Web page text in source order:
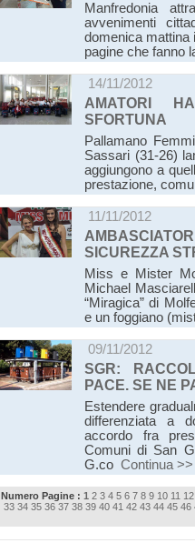
Manfredonia
avvenimenti
domenica mattina
pagine che fanno
14/11/2012
AMATORI
SFORTUNA
Pallamano
Sassari (31-26)
aggiungono a
prestazione,
11/11/2012
SICUREZZA
Miss e Mister
Michael
“Miragica” di
e un foggiano
09/11/2012
SGR:
PACE. SE NE
Estendere
differenziata a
accordo fra
Comuni di San
G.co Continua >>
Numero Pagine : 1 2 3 4 5 6 7 8 9 10 11 12
33 34 35 36 37 38 39 40 41 42 43 44 45 46